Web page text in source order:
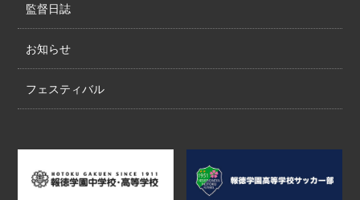
監督日誌
お知らせ
フェスティバル